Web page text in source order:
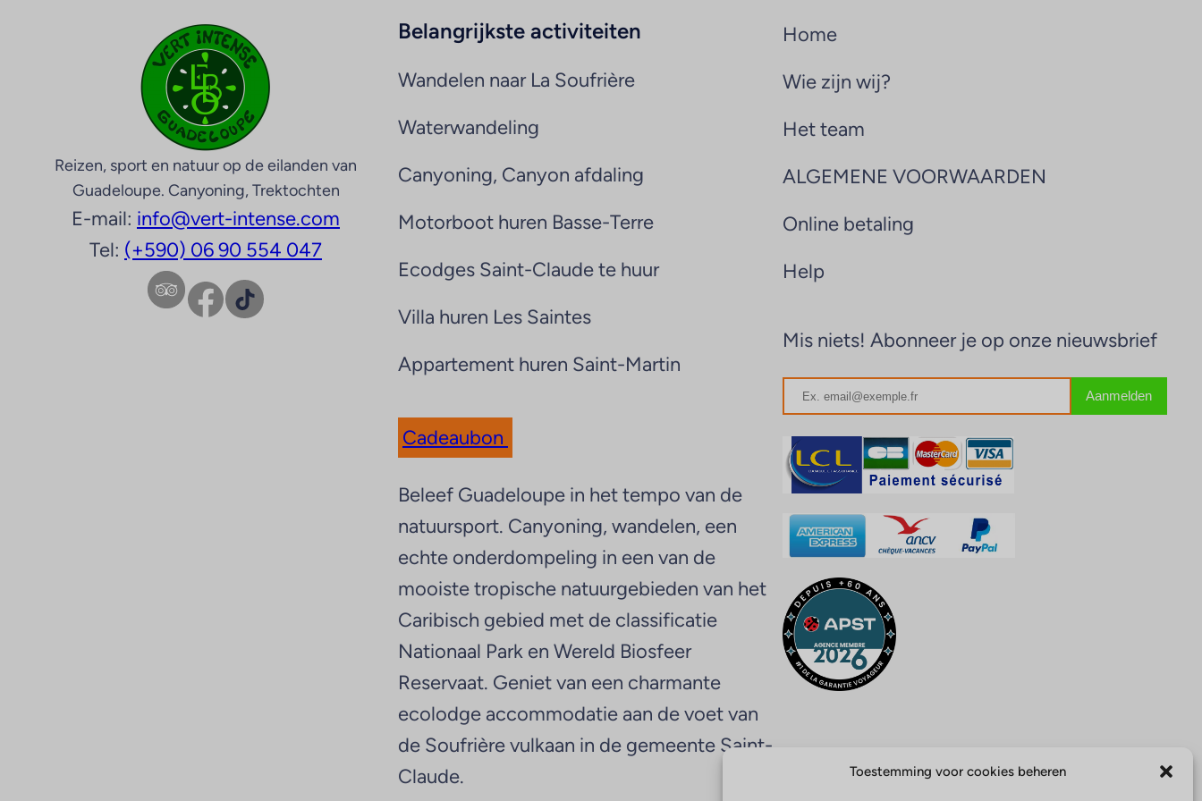
Toestemming voor cookies beheren
Reizen, sport en natuur op de eilanden van
Guadeloupe. Canyoning, Trektochten
E-mail: info@vert-intense.com
Tel: (+590) 06 90 554 047
Facebook TikTok
Belangrijkste activiteiten
Wandelen naar La Soufrière
Waterwandeling
Canyoning, Canyon afdaling
Motorboot huren Basse-Terre
Ecodges Saint-Claude te huur
Villa huren Les Saintes
Appartement huren Saint-Martin
Cadeaubon
Beleef Guadeloupe in het tempo van de
natuursport. Canyoning, wandelen, een
echte onderdompeling in een van de
mooiste tropische natuurgebieden van het
Caribisch gebied met de classificatie
Nationaal Park en Wereld Biosfeer
Reservaat. Geniet van een charmante
ecolodge accommodatie aan de voet van
de Soufrière vulkaan in de gemeente Saint-
Claude.
Home
Wie zijn wij?
Het team
ALGEMENE VOORWAARDEN
Online betaling
Help
Mis niets! Abonneer je op onze nieuwsbrief